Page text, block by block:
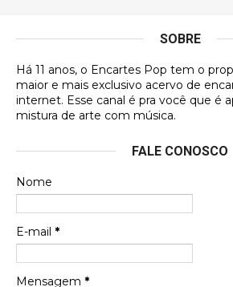
DVD MIDINHO
Francierton
futuras aquisições, e olhando o
Francierton
Espero que tenham sentido minha
que estou de volta para trazer mais
SOBRE
Há 11 anos, o Encartes Pop tem o
maior e mais exclusivo acervo de
internet. Esse canal é pra você que é
mistura de arte com música.
FALE CONOSCO
Nome
E-mail *
Mensagem *